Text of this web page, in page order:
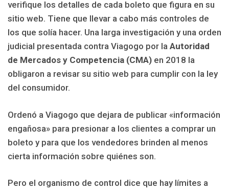
verifique los detalles de cada boleto que figura en su
sitio web. Tiene que llevar a cabo más controles de
los que solía hacer. Una larga investigación y una orden
judicial presentada contra Viagogo por la Autoridad
de Mercados y Competencia (CMA) en 2018 la
obligaron a revisar su sitio web para cumplir con la ley
del consumidor.
Ordenó a Viagogo que dejara de publicar «información
engañosa» para presionar a los clientes a comprar un
boleto y para que los vendedores brinden al menos
cierta información sobre quiénes son.
Pero el organismo de control dice que hay límites a